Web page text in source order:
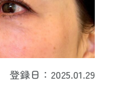
登録日：2025.01.29